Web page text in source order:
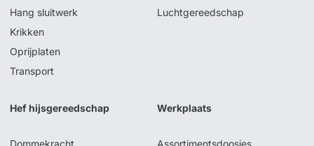
Hang sluitwerk
Krikken
Oprijplaten
Transport
Luchtgereedschap
Hef hijsgereedschap
Dommekracht
Werkplaats
Assortimentsdoosjes